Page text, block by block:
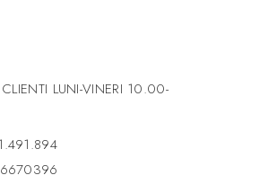
LUNI-VINERI 10.00-